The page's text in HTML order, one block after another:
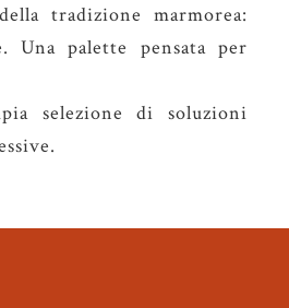
tradizione marmorea:
Una palette pensata per
selezione di soluzioni